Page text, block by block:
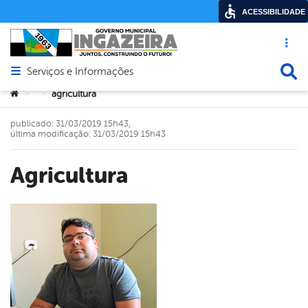
Acesso
Abrir menu principal de navegação
Serviços e Informações
Você está aqui:
> > agricultura
agricultura
publicado: 31/03/2019 15h43,
última modificação: 31/03/2019 15h43
ACESSIBILIDADE